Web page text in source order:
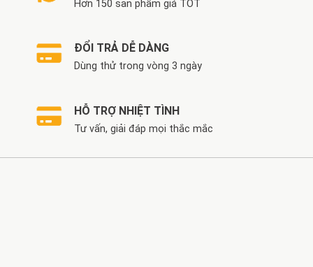
Hơn 150 sản phẩm giá TỐT
ĐỔI TRẢ DỄ DÀNG
Dùng thử trong vòng 3 ngày
HỖ TRỢ NHIỆT TÌNH
Tư vấn, giải đáp mọi thắc mắc